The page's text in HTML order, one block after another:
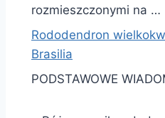
rozmieszczonymi na …
Rododendron
Brasilia
PODSTAWOWE